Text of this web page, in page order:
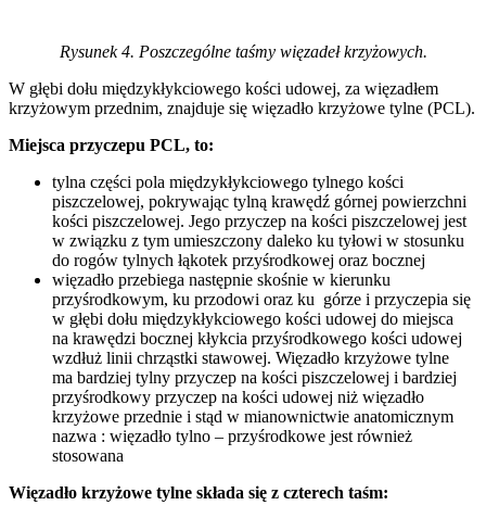
Rysunek 4. Poszczególne taśmy więzadeł krzyżowych.
W głębi dołu międzykłykciowego kości udowej, za więzadłem
krzyżowym przednim, znajduje się więzadło krzyżowe tylne (PCL).
Miejsca przyczepu PCL, to:
tylna części pola międzykłykciowego tylnego kości
piszczelowej, pokrywając tylną krawędź górnej powierzchni
kości piszczelowej. Jego przyczep na kości piszczelowej jest
w związku z tym umieszczony daleko ku tyłowi w stosunku
do rogów tylnych łąkotek przyśrodkowej oraz bocznej
więzadło przebiega następnie skośnie w kierunku
przyśrodkowym, ku przodowi oraz ku górze i przyczepia się
w głębi dołu międzykłykciowego kości udowej do miejsca
na krawędzi bocznej kłykcia przyśrodkowego kości udowej
wzdłuż linii chrząstki stawowej. Więzadło krzyżowe tylne
ma bardziej tylny przyczep na kości piszczelowej i bardziej
przyśrodkowy przyczep na kości udowej niż więzadło
krzyżowe przednie i stąd w mianownictwie anatomicznym
nazwa : więzadło tylno – przyśrodkowe jest również
stosowana
Więzadło krzyżowe tylne składa się z czterech taśm: